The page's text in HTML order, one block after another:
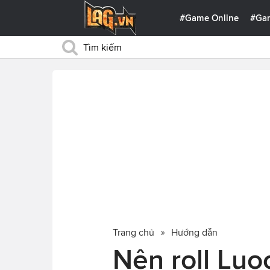
#Game Online
Trang chủ Hướng dẫn
Nên roll